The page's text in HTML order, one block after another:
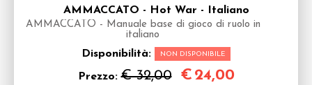
AMMACCATO - Hot War - Italiano
AMMACCATO - Manuale base di gioco di ruolo in
italiano
Disponibilità: NON DISPONIBILE
Prezzo:€ 32,00 € 24,00